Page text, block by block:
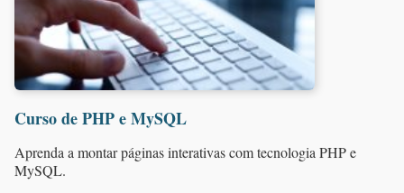
Curso de PHP e MySQL
Aprenda a montar páginas interativas com tecnologia PHP e
MySQL.